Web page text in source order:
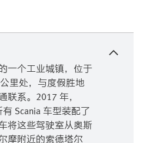
一个工业城镇，位于
里处，与度假胜地
系。2017 年，
Scania 车型装配了
将这些驾驶室从奥斯
摩附近的索德塔尔